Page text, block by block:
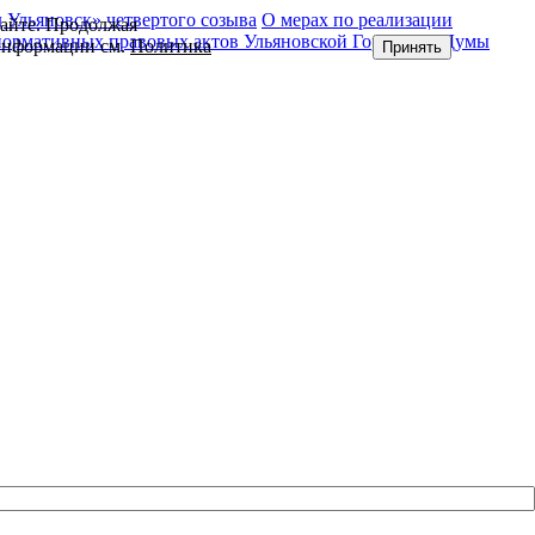
четвертого созыва О мерах по реализации
правовых актов Ульяновской Городской Думы
Продолжая
см.Политика
Принять